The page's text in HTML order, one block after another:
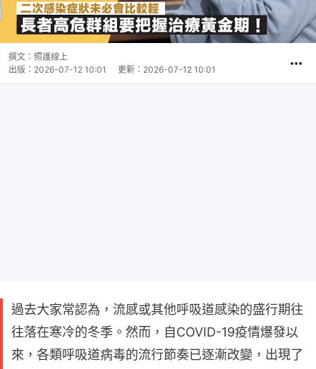
撰文： 照護線上
出版： 2026-07-12 10:01 更新： 2026-07-12 10:01
過去大家常認為，流感或其他呼吸道感染的盛行期往
往落在寒冷的冬季。然而，自COVID-19疫情爆發以
來，各類呼吸道病毒的流行節奏已逐漸改變，出現了